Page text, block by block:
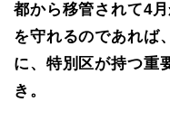
都から移管されて4
を守れるのであれば
に、特別区が持つ重
き。